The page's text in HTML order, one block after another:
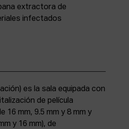
extractora de
infectados
es la sala equipada con
de película
16 mm, 9.5 mm y 8 mm y
y 16 mm), de